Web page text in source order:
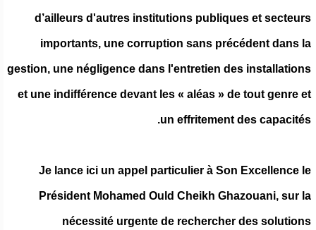
d’ailleurs d'autres institutions publiques et secteurs
importants, une corruption sans précédent dans la
gestion, une négligence dans l'entretien des installations
et une indifférence devant les « aléas » de tout genre et
un effritement des capacités.
Je lance ici un appel particulier à Son Excellence le
Président Mohamed Ould Cheikh Ghazouani, sur la
nécessité urgente de rechercher des solutions